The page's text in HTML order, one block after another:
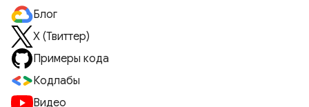
Блог
X (Твиттер)
Примеры кода
Кодлабы
Видео